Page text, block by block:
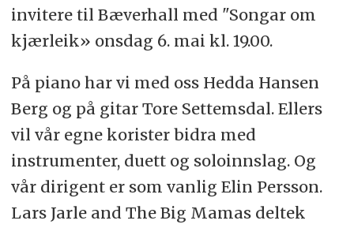
invitere til Bæverhall med "Songar om
kjærleik» onsdag 6. mai kl. 19.00.
På piano har vi med oss Hedda Hansen
Berg og på gitar Tore Settemsdal. Ellers
vil vår egne korister bidra med
instrumenter, duett og soloinnslag. Og
vår dirigent er som vanlig Elin Persson.
Lars Jarle and The Big Mamas deltek